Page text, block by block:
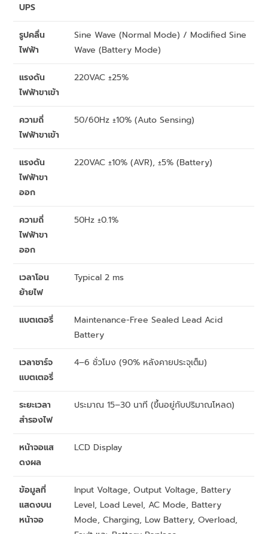
UPS
รูปคลื่น
ไฟฟ้า
Sine Wave (Normal Mode) / Modified Sine
Wave (Battery Mode)
แรงดัน
ไฟฟ้าขาเข้า
220VAC ±25%
ความถี่
ไฟฟ้าขาเข้า
50/60Hz ±10% (Auto Sensing)
แรงดัน
ไฟฟ้าขา
ออก
220VAC ±10% (AVR), ±5% (Battery)
ความถี่
ไฟฟ้าขา
ออก
50Hz ±0.1%
เวลาโอน
ย้ายไฟ
Typical 2 ms
แบตเตอรี่
Maintenance-Free Sealed Lead Acid
Battery
เวลาชาร์จ
แบตเตอรี่
4–6 ชั่วโมง (90% หลังคายประจุเต็ม)
ระยะเวลา
สำรองไฟ
ประมาณ 15–30 นาที (ขึ้นอยู่กับปริมาณโหลด)
หน้าจอแส
ดงผล
LCD Display
ข้อมูลที่
แสดงบน
หน้าจอ
Input Voltage, Output Voltage, Battery
Level, Load Level, AC Mode, Battery
Mode, Charging, Low Battery, Overload,